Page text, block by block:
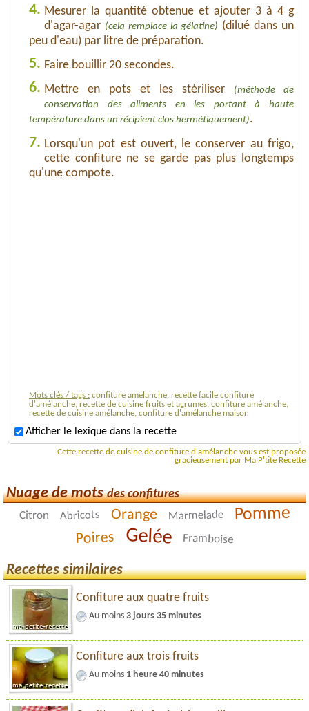
4. Mesurer la quantité obtenue et ajouter 3 à 4 g
d'agar-agar (cela remplace la gélatine) (dilué dans un
peu d'eau) par litre de préparation.
5. Faire bouillir 20 secondes.
6. Mettre en pots et les stériliser
(méthode de
conservation des aliments en les portant à haute
température dans un récipient clos hermétiquement).
7. Lorsqu'un pot est ouvert, le conserver au frigo,
cette confiture ne se garde pas plus longtemps
qu'une compote.
Mots clés / tags : confiture amelanche, recette facile confiture
d'amélanche, recette de cuisine fruits et agrumes, confiture amélanche,
recette de cuisine amélanche, confiture d'amélanche maison
Afficher le lexique dans la recette
Cette recette de cuisine de confiture d'amélanche vous est proposée
gracieusement par Ma P'tite Recette
Nuage de motsdes confitures
Citron Abricots Orange Marmelade Pomme
Poires Gelée Framboise
Recettes similaires
Confiture aux quatre fruits
Au moins 3 jours 35 minutes
Confiture aux trois fruits
Au moins 1 heure 40 minutes